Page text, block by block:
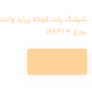
شیلنگ رفت کوتاه پراید وانت
یورو 4 (h64)